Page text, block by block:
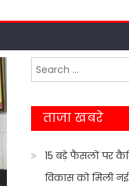
Search
for:
ताजा खबरे
15 बड़े फैसलों पर
विकास को मिली